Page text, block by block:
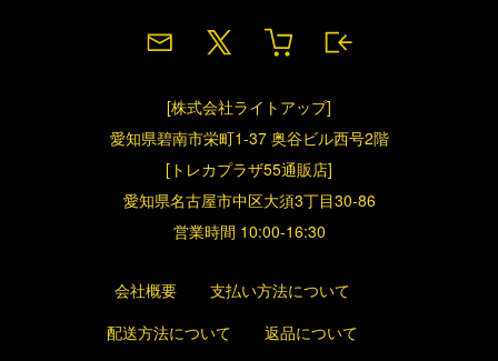
[株式会社ライトアップ]
愛知県碧南市栄町1-37 奥谷ビル西号2階
[トレカプラザ55通販店]
愛知県名古屋市中区大須3丁目30-86
営業時間 10:00-16:30
会社概要
支払い方法について
配送方法について
返品について